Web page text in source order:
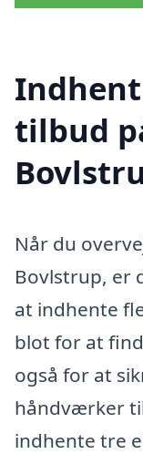
tilbud
Når du
Bovlstrup, er
at indhente
blot for at
også for at
håndværker
indhente tre